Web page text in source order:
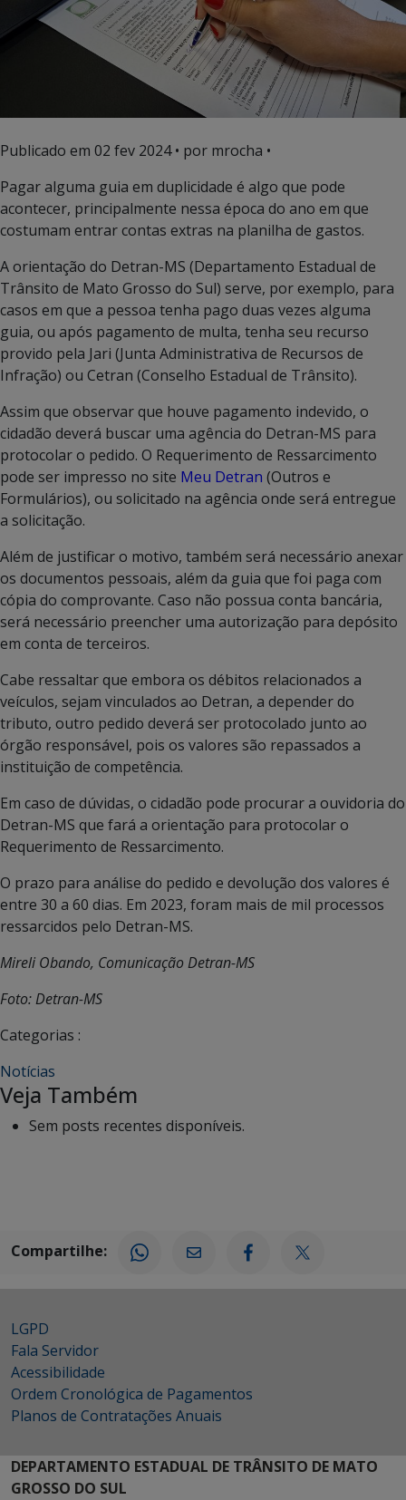
Publicado em 02 fev 2024• por mrocha •
Pagar alguma guia em duplicidade é algo que pode
acontecer, principalmente nessa época do ano em que
costumam entrar contas extras na planilha de gastos.
A orientação do Detran-MS (Departamento Estadual de
Trânsito de Mato Grosso do Sul) serve, por exemplo, para
casos em que a pessoa tenha pago duas vezes alguma
guia, ou após pagamento de multa, tenha seu recurso
provido pela Jari (Junta Administrativa de Recursos de
Infração) ou Cetran (Conselho Estadual de Trânsito).
Assim que observar que houve pagamento indevido, o
cidadão deverá buscar uma agência do Detran-MS para
protocolar o pedido. O Requerimento de Ressarcimento
pode ser impresso no site Meu Detran (Outros e
Formulários), ou solicitado na agência onde será entregue
a solicitação.
Além de justificar o motivo, também será necessário anexar
os documentos pessoais, além da guia que foi paga com
cópia do comprovante. Caso não possua conta bancária,
será necessário preencher uma autorização para depósito
em conta de terceiros.
Cabe ressaltar que embora os débitos relacionados a
veículos, sejam vinculados ao Detran, a depender do
tributo, outro pedido deverá ser protocolado junto ao
órgão responsável, pois os valores são repassados a
instituição de competência.
Em caso de dúvidas, o cidadão pode procurar a ouvidoria do
Detran-MS que fará a orientação para protocolar o
Requerimento de Ressarcimento.
O prazo para análise do pedido e devolução dos valores é
entre 30 a 60 dias. Em 2023, foram mais de mil processos
ressarcidos pelo Detran-MS.
Mireli Obando, Comunicação Detran-MS
Foto: Detran-MS
Categorias :
Notícias
Veja Também
Sem posts recentes disponíveis.
Compartilhe:
LGPD
Fala Servidor
Acessibilidade
Ordem Cronológica de Pagamentos
Planos de Contratações Anuais
DEPARTAMENTO ESTADUAL DE TRÂNSITO DE MATO
GROSSO DO SUL